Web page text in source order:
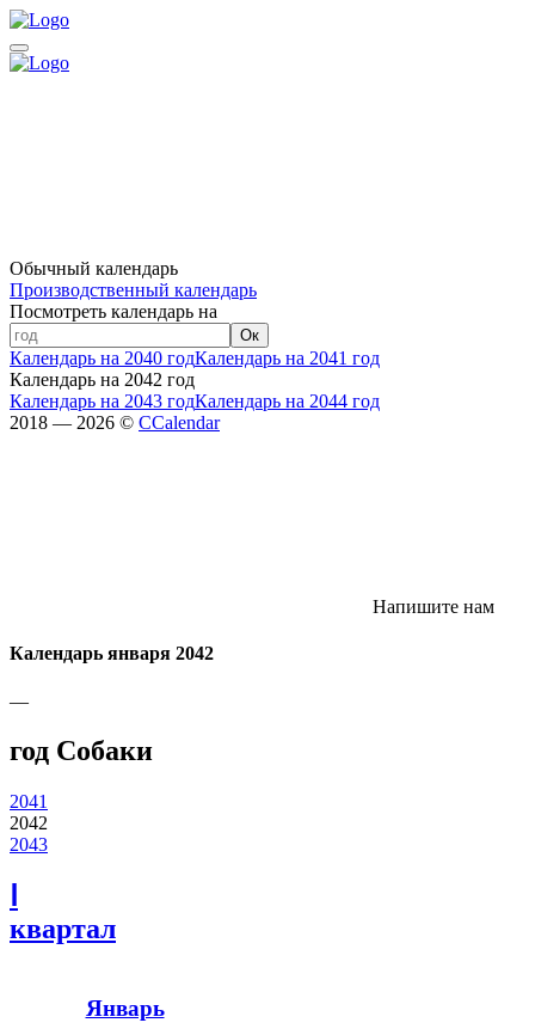
Обычный календарь
Производственный календарь
Посмотреть календарь на
Ок
Календарь на 2040 годКалендарь на 2041 год
Календарь на 2042 год
Календарь на 2043 годКалендарь на 2044 год
2018 — 2026 © CCalendar
Напишите нам
Календарь января 2042
—
год Собаки
2041
2042
2043
квартал
Январь